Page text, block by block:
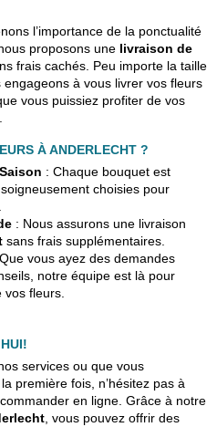
l’importance de la ponctualité
proposons une livraison de
frais cachés. Peu importe la taille
à vous livrer vos fleurs
vous puissiez profiter de vos
À ANDERLECHT ?
: Chaque bouquet est
choisies pour
: Nous assurons une livraison
sans frais supplémentaires.
vous ayez des demandes
notre équipe est là pour
fleurs.
services ou que vous
première fois, n’hésitez pas à
en ligne. Grâce à notre
, vous pouvez offrir des